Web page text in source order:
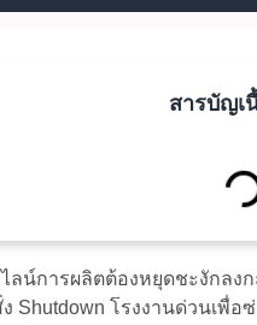
สารบัญเ
น์การผลิตต้องหยุดชะงักลง
Shutdown โรงงานด่วนเพื่